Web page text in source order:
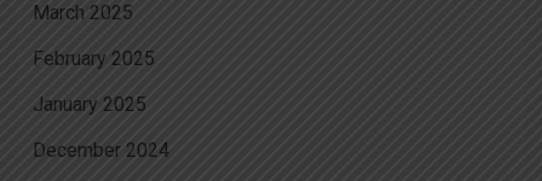
March 2025
February 2025
January 2025
December 2024